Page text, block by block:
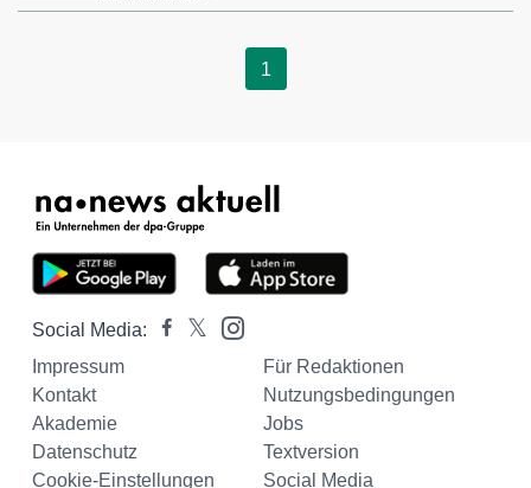
1
Social Media:
Impressum
Für Redaktionen
Kontakt
Nutzungsbedingungen
Akademie
Jobs
Datenschutz
Textversion
Cookie-Einstellungen
Social Media